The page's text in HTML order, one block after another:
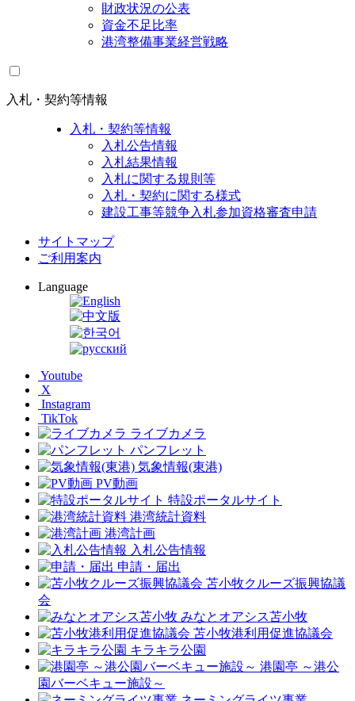
財政状況の公表
資金不足比率
港湾整備事業経営戦略
入札・契約等情報
入札・契約等情報
入札公告情報
入札結果情報
入札に関する規則等
入札・契約に関する様式
建設工事等競争入札参加資格審査申請
サイトマップ
ご利用案内
Language
Youtube
X
Instagram
TikTok
ライブカメラ
パンフレット
気象情報(東港)
PV動画
特設ポータルサイト
港湾統計資料
港湾計画
入札公告情報
申請・届出
苫小牧クルーズ振興協議
会
みなとオアシス苫小牧
苫小牧港利用促進協議会
キラキラ公園
港園亭 ～港公
園バーベキュー施設～